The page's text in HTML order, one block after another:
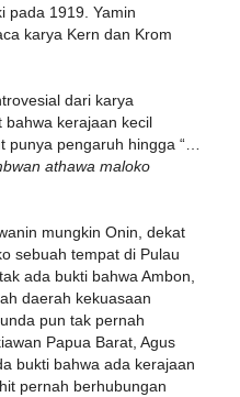
pada 1919. Yamin
karya Kern dan Krom
dari karya
bahwa kerajaan kecil
punya pengaruh hingga “…
athawa maloko
mungkin Onin, dekat
sebuah tempat di Pulau
ada bukti bahwa Ambon,
daerah kekuasaan
pun tak pernah
Papua Barat, Agus
bukti bahwa ada kerajaan
pernah berhubungan